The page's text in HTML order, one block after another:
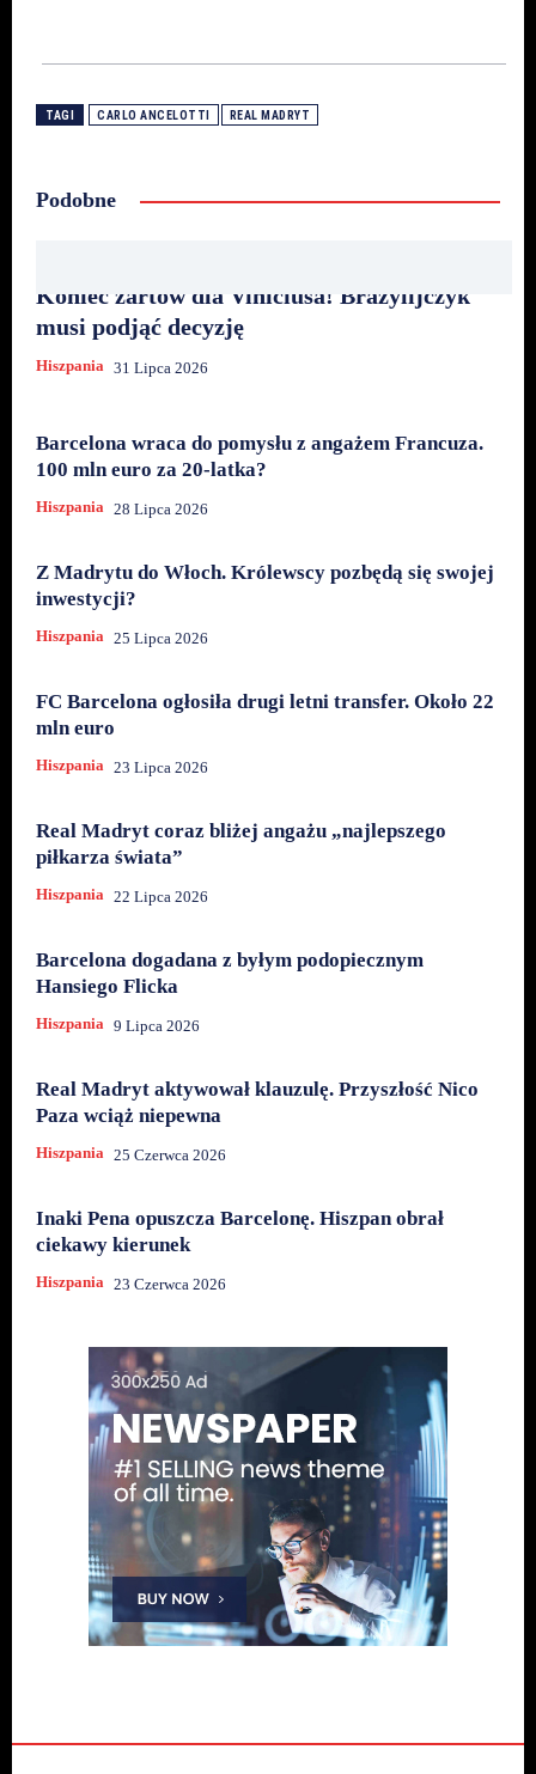
TAGI CARLO ANCELOTTI REAL MADRYT
Podobne
Koniec żartów dla Viniciusa! Brazylijczyk
musi podjąć decyzję
Hiszpania 31 Lipca 2026
Barcelona wraca do pomysłu z angażem Francuza.
100 mln euro za 20-latka?
Hiszpania 28 Lipca 2026
Z Madrytu do Włoch. Królewscy pozbędą się swojej
inwestycji?
Hiszpania 25 Lipca 2026
FC Barcelona ogłosiła drugi letni transfer. Około 22
mln euro
Hiszpania 23 Lipca 2026
Real Madryt coraz bliżej angażu „najlepszego
piłkarza świata”
Hiszpania 22 Lipca 2026
Barcelona dogadana z byłym podopiecznym
Hansiego Flicka
Hiszpania 9 Lipca 2026
Real Madryt aktywował klauzulę. Przyszłość Nico
Paza wciąż niepewna
Hiszpania 25 Czerwca 2026
Inaki Pena opuszcza Barcelonę. Hiszpan obrał
ciekawy kierunek
Hiszpania 23 Czerwca 2026